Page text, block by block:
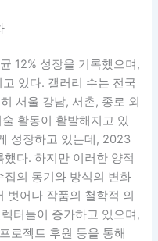
12% 성장을 기록했으며,
있다. 갤러리 수는 전국
서울 강남, 서촌, 종로 외
활동이 활발해지고 있
성장하고 있는데, 2023
다. 하지만 이러한 양적
의 동기와 방식의 변화
벗어나 작품의 철학적 의
터들이 증가하고 있으며,
로젝트 후원 등을 통해